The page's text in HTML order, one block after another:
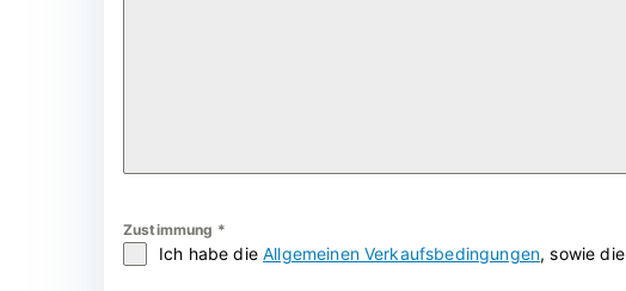
Zustimmung *
Ich habe dieAllgemeinen Verkaufsbedingungen, sowie die